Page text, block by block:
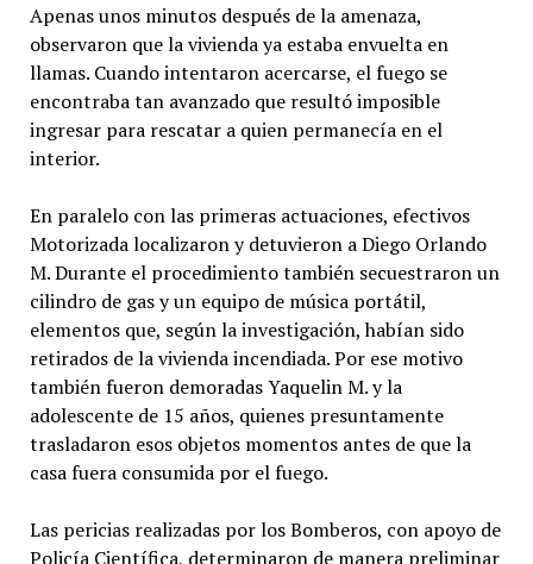
Apenas unos minutos después de la amenaza,
observaron que la vivienda ya estaba envuelta en
llamas. Cuando intentaron acercarse, el fuego se
encontraba tan avanzado que resultó imposible
ingresar para rescatar a quien permanecía en el
interior.
En paralelo con las primeras actuaciones, efectivos
Motorizada localizaron y detuvieron a Diego Orlando
M. Durante el procedimiento también secuestraron un
cilindro de gas y un equipo de música portátil,
elementos que, según la investigación, habían sido
retirados de la vivienda incendiada. Por ese motivo
también fueron demoradas Yaquelin M. y la
adolescente de 15 años, quienes presuntamente
trasladaron esos objetos momentos antes de que la
casa fuera consumida por el fuego.
Las pericias realizadas por los Bomberos, con apoyo de
Policía Científica, determinaron de manera preliminar